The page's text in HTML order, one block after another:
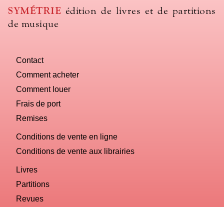
SYMÉTRIE édition de livres et de partitions
de musique
Contact
Comment acheter
Comment louer
Frais de port
Remises
Conditions de vente en ligne
Conditions de vente aux librairies
Livres
Partitions
Revues